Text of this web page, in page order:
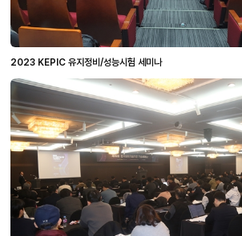
2023 KEPIC 유지정비/성능시험 세미나